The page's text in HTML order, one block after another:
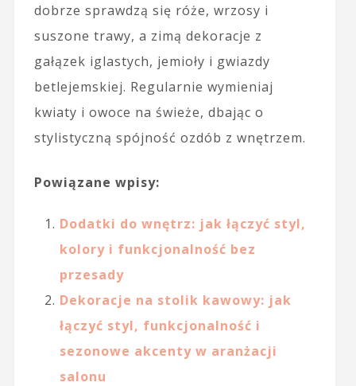
dobrze sprawdzą się róże, wrzosy i
suszone trawy, a zimą dekoracje z
gałązek iglastych, jemioły i gwiazdy
betlejemskiej. Regularnie wymieniaj
kwiaty i owoce na świeże, dbając o
stylistyczną spójność ozdób z wnętrzem.
Powiązane wpisy:
Dodatki do wnętrz: jak łączyć styl,
kolory i funkcjonalność bez
przesady
Dekoracje na stolik kawowy: jak
łączyć styl, funkcjonalność i
sezonowe akcenty w aranżacji
salonu